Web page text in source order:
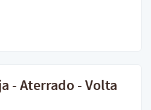
- Aterrado - Volta